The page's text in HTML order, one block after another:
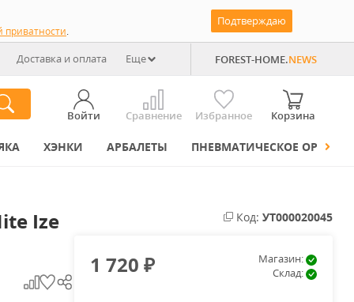
приватности.
Подтверждаю
Доставка и оплата Еще FOREST-HOME.NEWS
Войти Сравнение Избранное Корзина
ХЭНКИ АРБАЛЕТЫ ПНЕВМАТИЧЕСКОЕ ОРУЖИЕ
Ize
Код: УТ000020045
1 720₽
Магазин:
Склад: